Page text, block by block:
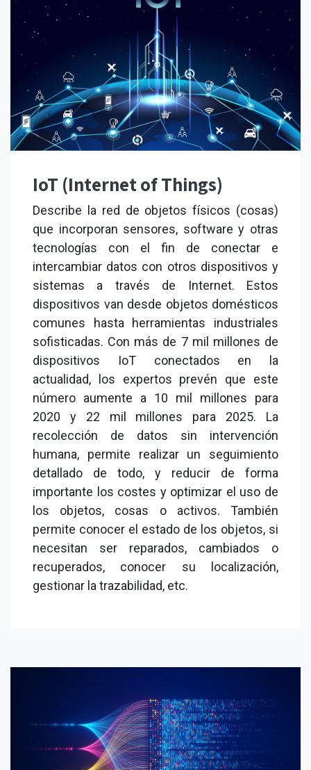
IoT (Internet of Things)
Describe la red de objetos físicos (cosas)
que incorporan sensores, software y otras
tecnologías con el fin de conectar e
intercambiar datos con otros dispositivos y
sistemas a través de Internet. Estos
dispositivos van desde objetos domésticos
comunes hasta herramientas industriales
sofisticadas. Con más de 7 mil millones de
dispositivos IoT conectados en la
actualidad, los expertos prevén que este
número aumente a 10 mil millones para
2020 y 22 mil millones para 2025. La
recolección de datos sin intervención
humana, permite realizar un seguimiento
detallado de todo, y reducir de forma
importante los costes y optimizar el uso de
los objetos, cosas o activos. También
permite conocer el estado de los objetos, si
necesitan ser reparados, cambiados o
recuperados, conocer su localización,
gestionar la trazabilidad, etc.